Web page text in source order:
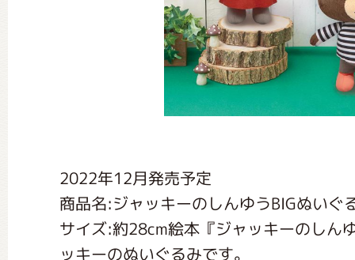
2022年12月発売予定
商品名:ジャッキーのしんゆうBIGぬいぐ
サイズ:約28cm絵本『ジャッキーのしん
ッキーのぬいぐるみです。
おたのしみコンテンツ(クイズ・
くまのがっこう しょくいんしつ